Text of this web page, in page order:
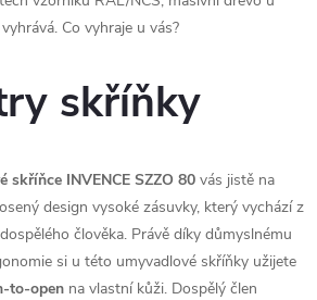
Co vyhraje u vás?
skříňky
skříňce INVENCE SZZO 80 vás jistě na
design vysoké zásuvky, který vychází z
člověka. Právě díky důmyslnému
si u této umyvadlové skříňky užijete
to-open na vlastní kůži. Dospělý člen